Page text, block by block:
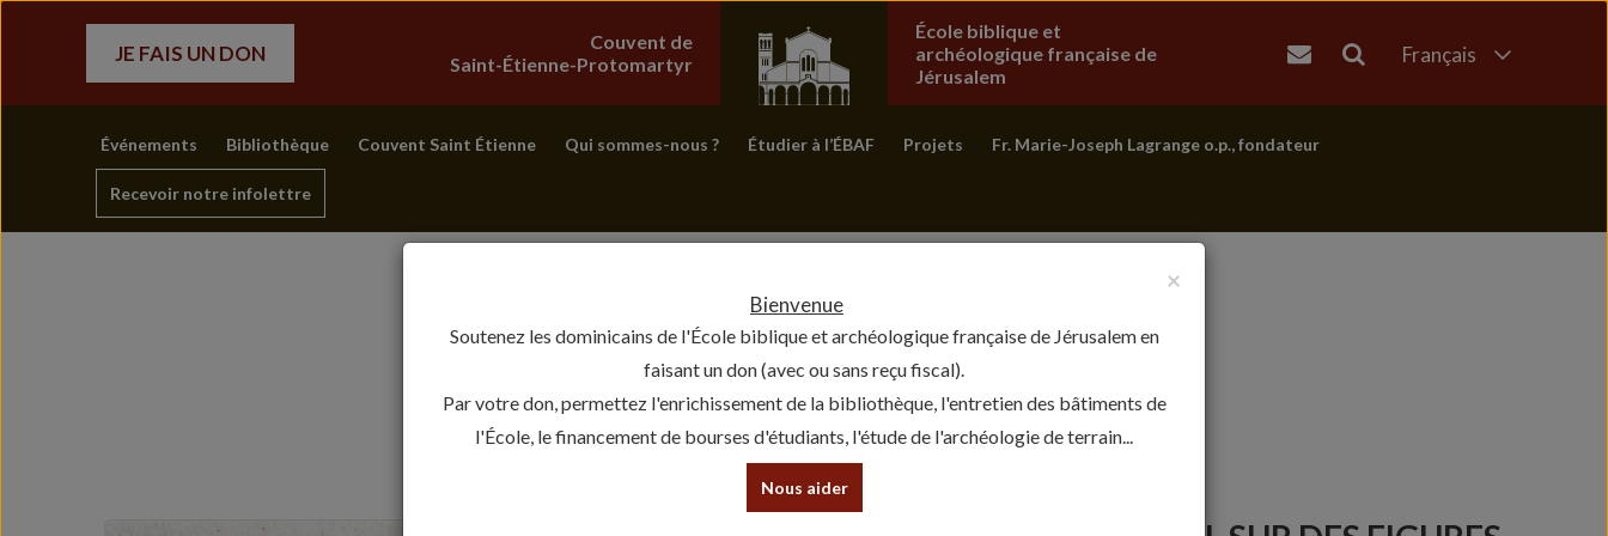
JE FAIS UN DON
Couvent de
Saint-Étienne-Protomartyr
École biblique et
archéologique française de
Jérusalem
Français
Événements Bibliothèque Couvent Saint Étienne Qui sommes-nous ? Étudier à l’ÉBAF Projets Fr. Marie-Joseph Lagrange o.p., fondateur
Recevoir notre infolettre
×
Bienvenue
Soutenez les dominicains de l'École biblique et archéologique française de Jérusalem en
faisant un don (avec ou sans reçu fiscal).
Par votre don, permettez l'enrichissement de la bibliothèque, l'entretien des bâtiments de
l'École, le financement de bourses d'étudiants, l'étude de l'archéologie de terrain...
Nous aider